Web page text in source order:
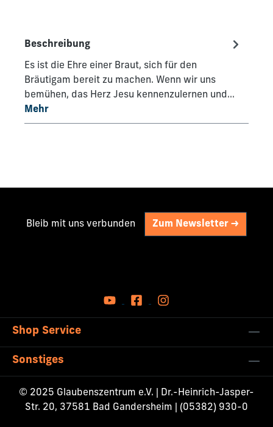
Beschreibung
Es ist die Ehre einer Braut, sich für den
Bräutigam bereit zu machen. Wenn wir uns
bemühen, das Herz Jesu kennenzulernen und…
Mehr
Bleib mit uns verbunden Zum Newsletter ->
Shop Service
Sonstiges
© 2025 Glaubenszentrum e.V. | Dr.-Heinrich-Jasper-
Str. 20, 37581 Bad Gandersheim | (05382) 930-0